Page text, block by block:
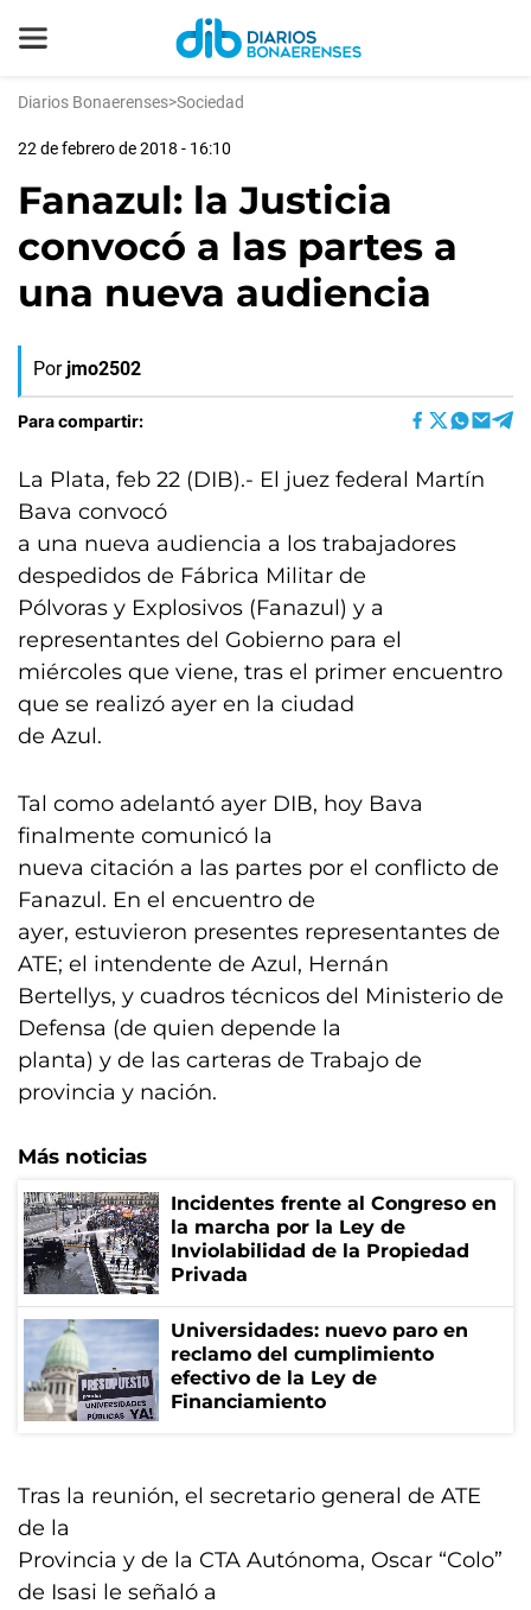
Diarios Bonaerenses>Sociedad
22 de febrero de 2018 - 16:10
Fanazul: la Justicia
convocó a las partes a
una nueva audiencia
Por jmo2502
Para compartir:
La Plata, feb 22 (DIB).- El juez federal Martín
Bava convocó
a una nueva audiencia a los trabajadores
despedidos de Fábrica Militar de
Pólvoras y Explosivos (Fanazul) y a
representantes del Gobierno para el
miércoles que viene, tras el primer encuentro
que se realizó ayer en la ciudad
de Azul.
Tal como adelantó ayer DIB, hoy Bava
finalmente comunicó la
nueva citación a las partes por el conflicto de
Fanazul. En el encuentro de
ayer, estuvieron presentes representantes de
ATE; el intendente de Azul, Hernán
Bertellys, y cuadros técnicos del Ministerio de
Defensa (de quien depende la
planta) y de las carteras de Trabajo de
provincia y nación.
Más noticias
Incidentes frente al Congreso en
la marcha por la Ley de
Inviolabilidad de la Propiedad
Privada
Universidades: nuevo paro en
reclamo del cumplimiento
efectivo de la Ley de
Financiamiento
Tras la reunión, el secretario general de ATE
de la
Provincia y de la CTA Autónoma, Oscar “Colo”
de Isasi le señaló a